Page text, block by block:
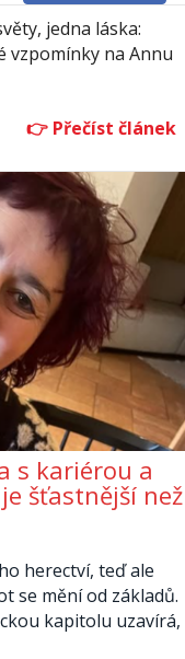
jedna láska:
vzpomínky na Annu
s kariérou a
šťastnější než
herectví, teď ale
se mění od základů.
kapitolu uzavírá,